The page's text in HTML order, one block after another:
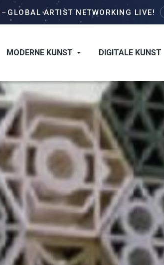
zum
– GLOBAL ARTIST NETWORKING LIVE!
MODERNE KUNST DIGITALE KUNST